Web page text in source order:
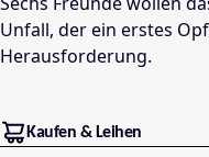
Unfall, der ein erstes
Herausforderung.
Kaufen & Leihen